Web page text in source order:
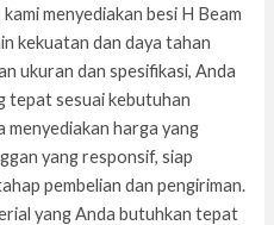
menyediakan besi H Beam
kekuatan dan daya tahan
ukuran dan spesifikasi, Anda
tepat sesuai kebutuhan
menyediakan harga yang
yang responsif, siap
pembelian dan pengiriman.
yang Anda butuhkan tepat